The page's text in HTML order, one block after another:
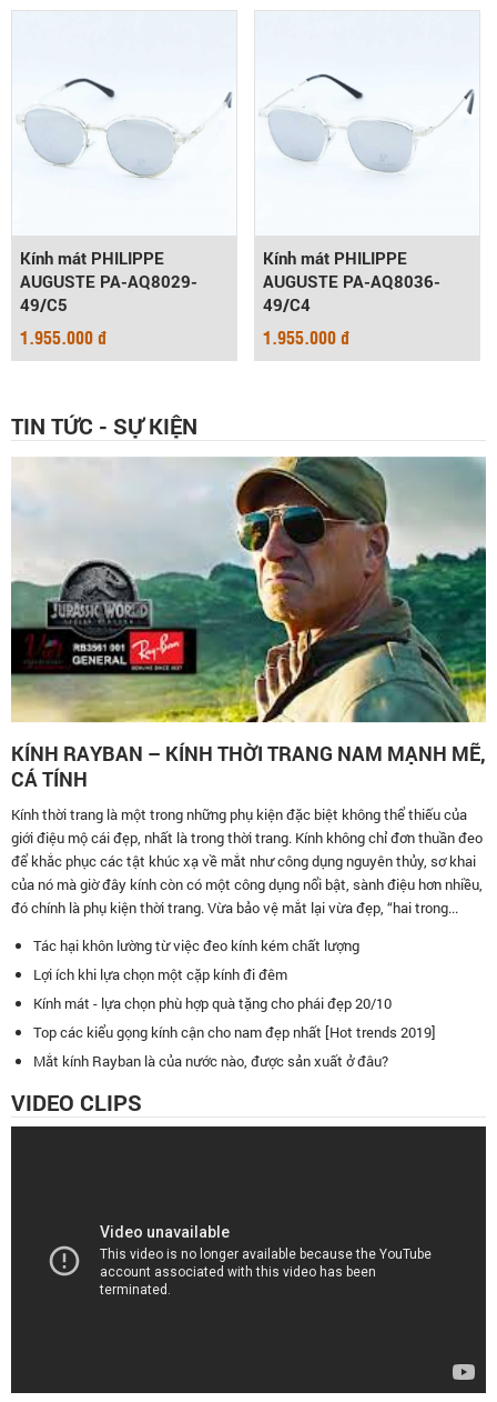
Kính mát PHILIPPE
AUGUSTE PA-AQ8029-
49/C5
1.955.000 đ
Kính mát PHILIPPE
AUGUSTE PA-AQ8036-
49/C4
1.955.000 đ
TIN TỨC - SỰ KIỆN
KÍNH RAYBAN – KÍNH THỜI TRANG NAM MẠNH MẼ,
CÁ TÍNH
Kính thời trang là một trong những phụ kiện đặc biệt không thể thiếu của
giới điệu mộ cái đẹp, nhất là trong thời trang. Kính không chỉ đơn thuần đeo
để khắc phục các tật khúc xạ về mắt như công dụng nguyên thủy, sơ khai
của nó mà giờ đây kính còn có một công dụng nổi bật, sành điệu hơn nhiều,
đó chính là phụ kiện thời trang. Vừa bảo vệ mắt lại vừa đẹp, “hai trong...
Tác hại khôn lường từ việc đeo kính kém chất lượng
Lợi ích khi lựa chọn một cặp kính đi đêm
Kính mát - lựa chọn phù hợp quà tặng cho phái đẹp 20/10
Top các kiểu gọng kính cận cho nam đẹp nhất [Hot trends 2019]
Mắt kính Rayban là của nước nào, được sản xuất ở đâu?
VIDEO CLIPS